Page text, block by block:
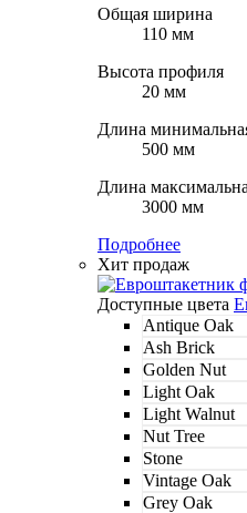
Общая ширина
110 мм
Высота профиля
20 мм
Длина
500 мм
Длина
3000 мм
Подробнее
Хит продаж
Доступные цвета
Antique Oak
Ash Brick
Golden Nut
Light Oak
Light Walnut
Nut Tree
Stone
Vintage Oak
Grey Oak